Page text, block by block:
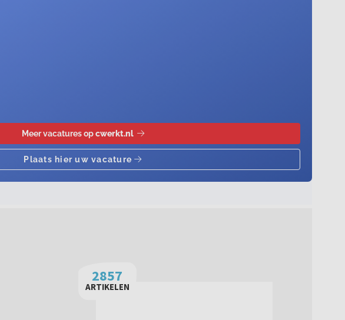
2857
ARTIKELEN